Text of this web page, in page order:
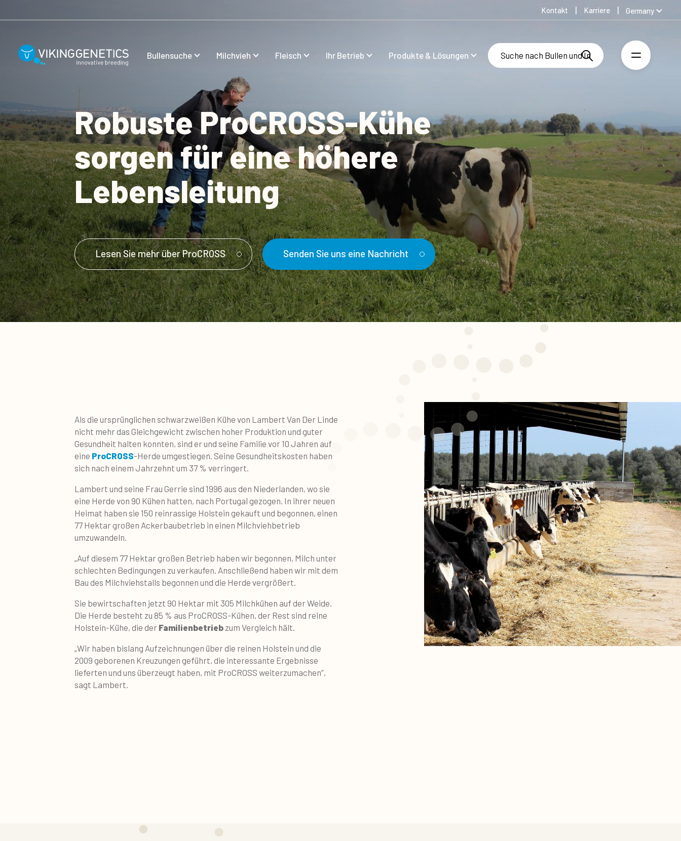
Kontakt Karriere Germany
Australia
Denmark
United States
Bullensuche Milchvieh Fleisch Ihr Betrieb Produkte & Lösungen
Robuste ProCROSS-Kühe
sorgen für eine höhere
Lebensleitung
Lesen Sie mehr über ProCROSS Senden Sie uns eine Nachricht
Als die ursprünglichen schwarzweißen Kühe von Lambert Van Der Linde
nicht mehr das Gleichgewicht zwischen hoher Produktion und guter
Gesundheit halten konnten, sind er und seine Familie vor 10 Jahren auf
eine ProCROSS-Herde umgestiegen. Seine Gesundheitskosten haben
sich nach einem Jahrzehnt um 37 % verringert.
Lambert und seine Frau Gerrie sind 1996 aus den Niederlanden, wo sie
eine Herde von 90 Kühen hatten, nach Portugal gezogen. In ihrer neuen
Heimat haben sie 150 reinrassige Holstein gekauft und begonnen, einen
77 Hektar großen Ackerbaubetrieb in einen Milchviehbetrieb
umzuwandeln.
„Auf diesem 77 Hektar großen Betrieb haben wir begonnen, Milch unter
schlechten Bedingungen zu verkaufen. Anschließend haben wir mit dem
Bau des Milchviehstalls begonnen und die Herde vergrößert.
Sie bewirtschaften jetzt 90 Hektar mit 305 Milchkühen auf der Weide.
Die Herde besteht zu 85 % aus ProCROSS-Kühen, der Rest sind reine
Holstein-Kühe, die der Familienbetrieb zum Vergleich hält.
„Wir haben bislang Aufzeichnungen über die reinen Holstein und die
2009 geborenen Kreuzungen geführt, die interessante Ergebnisse
lieferten und uns überzeugt haben, mit ProCROSS weiterzumachen“,
sagt Lambert.